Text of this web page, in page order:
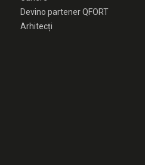
Devino partener QFORT
Arhitecți